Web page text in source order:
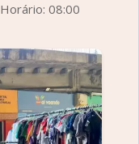
Horário: 08:00